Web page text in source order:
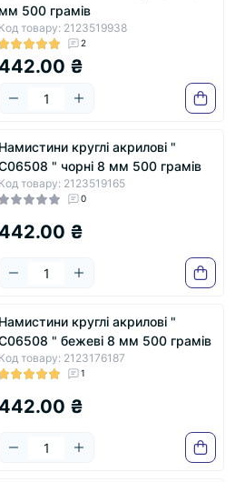
мм 500 грамів
Код товару: 2123519938
2
442.00 ₴
Намистини круглі акрилові "
" чорні 8 мм 500 грамів
Код товару: 2123519165
0
442.00 ₴
Намистини круглі акрилові "
" бежеві 8 мм 500 грамів
Код товару: 2123176187
1
442.00 ₴